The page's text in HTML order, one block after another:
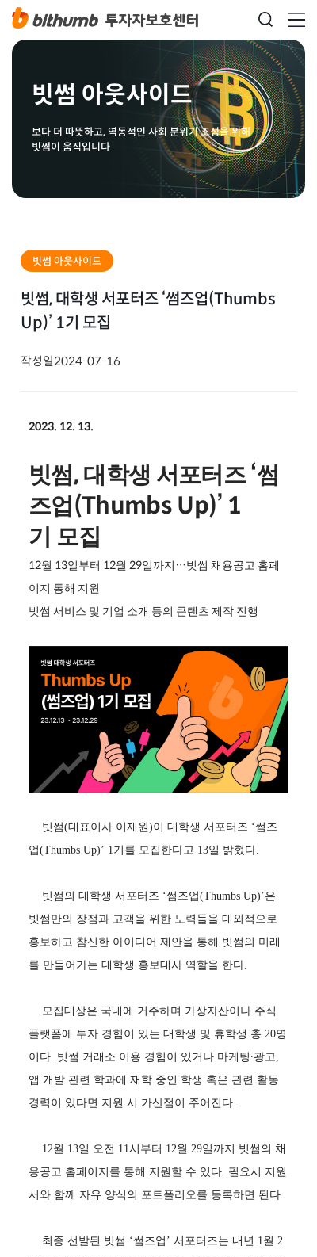
빗썸 아웃사이드
보다 더 따뜻하고, 역동적인 사회 분위기 조성을 위해
빗썸이 움직입니다
빗썸 아웃사이드
빗썸, 대학생 서포터즈 ‘썸즈업(Thumbs
Up)’ 1기 모집
작성일2024-07-16
2023. 12. 13.
빗썸, 대학생 서포터즈 ‘썸
즈업(Thumbs Up)’ 1
기 모집
12월 13일부터 12월 29일까지 … 빗썸 채용공고 홈페
이지 통해 지원
빗썸 서비스 및 기업 소개 등의 콘텐츠 제작 진행
빗썸(대표이사 이재원)이 대학생 서포터즈 ‘썸즈
업(Thumbs Up)’ 1기를 모집한다고 13일 밝혔다.
빗썸의 대학생 서포터즈 ‘썸즈업(Thumbs Up)’은
빗썸만의 장점과 고객을 위한 노력들을 대외적으로
홍보하고 참신한 아이디어 제안을 통해 빗썸의 미래
를 만들어가는 대학생 홍보대사 역할을 한다.
모집대상은 국내에 거주하며 가상자산이나 주식
플랫폼에 투자 경험이 있는 대학생 및 휴학생 총 20명
이다. 빗썸 거래소 이용 경험이 있거나 마케팅∙광고,
앱 개발 관련 학과에 재학 중인 학생 혹은 관련 활동
경력이 있다면 지원 시 가산점이 주어진다.
12월 13일 오전 11시부터 12월 29일까지 빗썸의 채
용공고 홈페이지를 통해 지원할 수 있다. 필요시 지원
서와 함께 자유 양식의 포트폴리오를 등록하면 된다.
최종 선발된 빗썸 ‘썸즈업’ 서포터즈는 내년 1월 2